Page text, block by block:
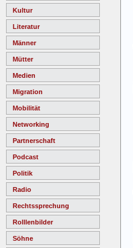
Kultur
Literatur
Männer
Mütter
Medien
Migration
Mobilität
Networking
Partnerschaft
Podcast
Politik
Radio
Rechtssprechung
Rolllenbilder
Söhne